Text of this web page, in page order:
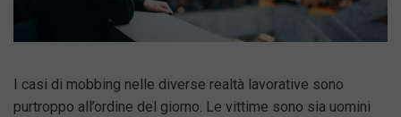
I casi di mobbing nelle diverse realtà lavorative sono
purtroppo all’ordine del giorno. Le vittime sono sia uomini